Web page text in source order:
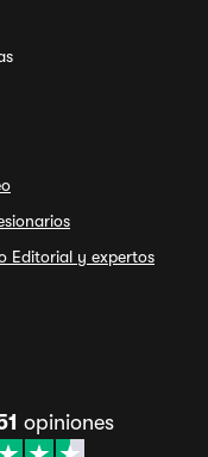
Editorial y expertos
opiniones